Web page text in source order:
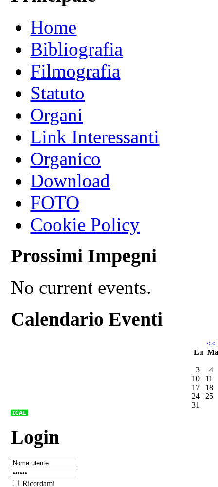
Home
Bibliografia
Filmografia
Statuto
Organi
Link Interessanti
Organico
Download
FOTO
Cookie Policy
Prossimi Impegni
No current events.
Calendario Eventi
<<
Lu
3
4
10
11
17
18
24
25
31
Login
Ricordami